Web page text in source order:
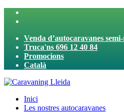
Skip
contentVenda d’autocaravanes
Truca'ns 696 12 40 84
Promocions
Català
search
Menu
Inici
Les nostres autocaravanes